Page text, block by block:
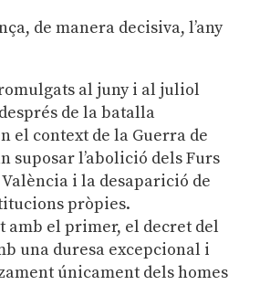
de manera decisiva, l’any
al juny i al juliol
de la batalla
el context de la Guerra de
suposar l’abolició dels Furs
València i la desaparició de
pròpies.
amb el primer, el decret del
una duresa excepcional i
únicament dels homes